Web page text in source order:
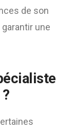
de son
une